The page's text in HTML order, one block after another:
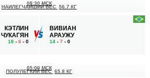
КЭТЛИН
ЧУКАГЯН
18 - 6 - 0
05:30 МСК
НАИЛЕГЧАЙШИЙ ВЕС 56.7 КГ
ВИВИАН
АРАУЖУ
14 - 7 - 0
05:00 МСК
ПОЛУЛЕГКИЙ ВЕС 65.8 КГ